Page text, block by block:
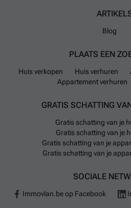
Blog
PLAATS EEN
Huis verkopen Huis verhuren
Appartement verhuren
GRATIS SCHATTING
Gratis schatting van je
Gratis schatting van je
Gratis schatting van je
Gratis schatting van je
SOCIALE
Immovlan.be op Facebook